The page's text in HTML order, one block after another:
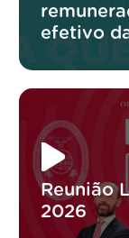
efetivo
Reunião
2026